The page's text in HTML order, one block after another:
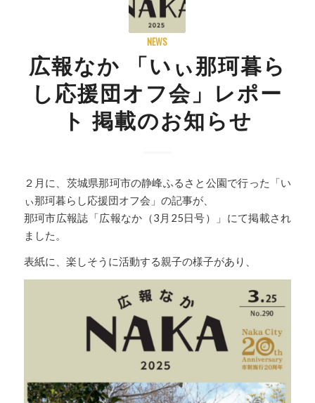
NEWS
広報なか 「いぃ那珂暮ら
し応援団オフ会」レポー
ト 掲載のお知らせ
２月に、茨城県那珂市の静峰ふるさと公園で行った「い
ぃ那珂暮らし応援団オフ会」の記事が、
那珂市広報誌「広報なか（3月25日号）」にて掲載され
ました。
表紙に、楽しそうに活動する親子の様子があり、